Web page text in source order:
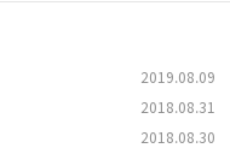
2019.08.09
2018.08.31
2018.08.30